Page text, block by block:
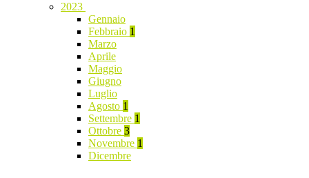
2023
Gennaio
Febbraio 1
Marzo
Aprile
Maggio
Giugno
Luglio
Agosto 1
Settembre 1
Ottobre 3
Novembre 1
Dicembre